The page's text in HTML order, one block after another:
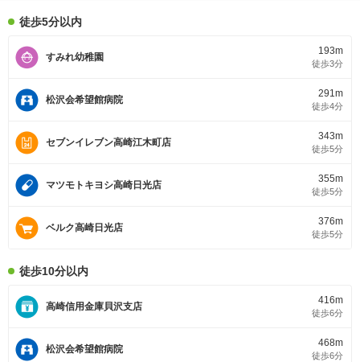
徒歩5分以内
すみれ幼稚園
193m
徒歩3分
松沢会希望館病院
291m
徒歩4分
セブンイレブン高崎江木町店
343m
徒歩5分
マツモトキヨシ高崎日光店
355m
徒歩5分
ベルク高崎日光店
376m
徒歩5分
徒歩10分以内
高崎信用金庫貝沢支店
416m
徒歩6分
松沢会希望館病院
468m
徒歩6分